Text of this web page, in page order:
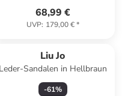
68,99 €
UVP: 179,00 €*
Liu Jo
Leder-Sandalen in Hellbraun
-61%